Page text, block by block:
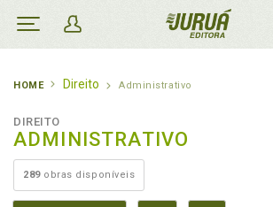
HOME Direito Administrativo
DIREITO
ADMINISTRATIVO
289obras disponíveis